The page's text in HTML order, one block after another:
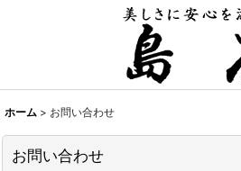
ホーム > お問い合わせ
お問い合わせ